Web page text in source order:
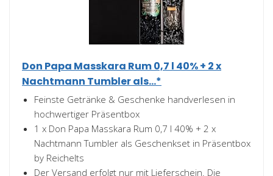
Don Papa Masskara Rum 0,7 l 40% + 2 x
Nachtmann Tumbler als...*
Feinste Getränke & Geschenke handverlesen in
hochwertiger Präsentbox
1 x Don Papa Masskara Rum 0,7 l 40% + 2 x
Nachtmann Tumbler als Geschenkset in Präsentbox
by Reichelts
Der Versand erfolgt nur mit Lieferschein. Die